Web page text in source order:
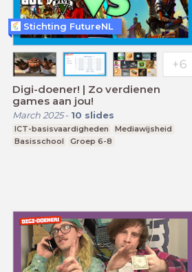
Digi-doener! | Zo verdienen
games aan jou!
March 2025- 10 slides
ICT-basisvaardigheden
Mediawijsheid
Basisschool
Groep 6-8
Stichting FutureNL